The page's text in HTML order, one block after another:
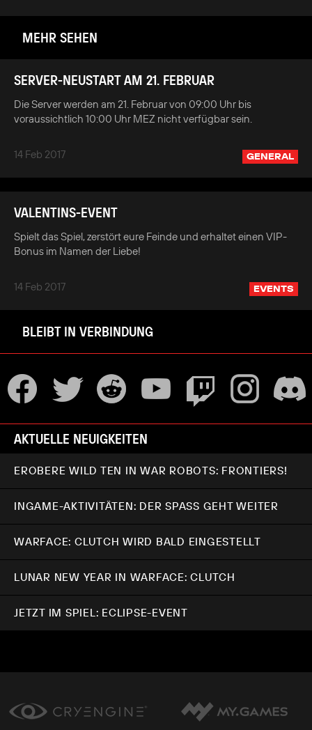
MEHR SEHEN
SERVER-NEUSTART AM 21. FEBRUAR
Die Server werden am 21. Februar von 09:00 Uhr bis
voraussichtlich 10:00 Uhr MEZ nicht verfügbar sein.
14 Feb 2017 GENERAL
VALENTINS-EVENT
Spielt das Spiel, zerstört eure Feinde und erhaltet einen VIP-
Bonus im Namen der Liebe!
14 Feb 2017 EVENTS
BLEIBT IN VERBINDUNG
AKTUELLE NEUIGKEITEN
EROBERE WILD TEN IN WAR ROBOTS: FRONTIERS!
INGAME-AKTIVITÄTEN: DER SPASS GEHT WEITER
WARFACE: CLUTCH WIRD BALD EINGESTELLT
LUNAR NEW YEAR IN WARFACE: CLUTCH
JETZT IM SPIEL: ECLIPSE-EVENT